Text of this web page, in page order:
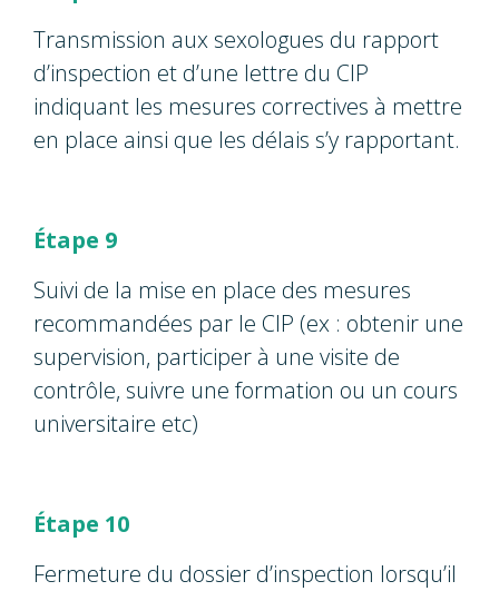
Transmission aux sexologues du rapport
d’inspection et d’une lettre du CIP
indiquant les mesures correctives à mettre
en place ainsi que les délais s’y rapportant.
Étape 9
Suivi de la mise en place des mesures
recommandées par le CIP (ex : obtenir une
supervision, participer à une visite de
contrôle, suivre une formation ou un cours
universitaire etc)
Étape 10
Fermeture du dossier d’inspection lorsqu’il